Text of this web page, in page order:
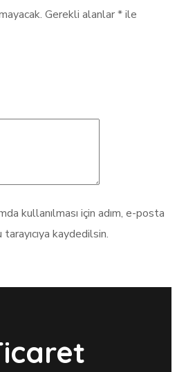
Gerekli alanlar*ile
kullanılması için adım, e-posta
kaydedilsin.